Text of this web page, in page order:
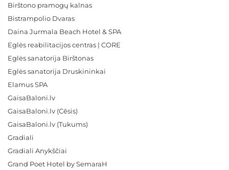
Birštono pramogų kalnas
Bistrampolio Dvaras
Daina Jurmala Beach Hotel & SPA
Eglės reabilitacijos centras | CORE
Eglės sanatorija Birštonas
Eglės sanatorija Druskininkai
Elamus SPA
GaisaBaloni.lv
GaisaBaloni.lv (Cēsis)
GaisaBaloni.lv (Tukums)
Gradiali
Gradiali Anykščiai
Grand Poet Hotel by SemaraH